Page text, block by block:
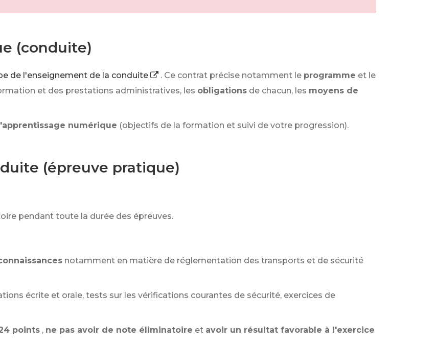
(conduite)
de l'enseignement de la conduite . Ce contrat précise notamment le programme et le
et des prestations administratives, les obligations de chacun, les moyens de
numérique (objectifs de la formation et suivi de votre progression).
(épreuve pratique)
pendant toute la durée des épreuves.
notamment en matière de réglementation des transports et de sécurité
écrite et orale, tests sur les vérifications courantes de sécurité, exercices de
points , ne pas avoir de note éliminatoire et avoir un résultat favorable à l'exercice